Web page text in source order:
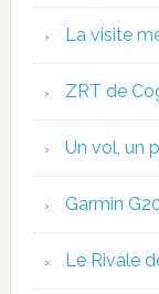
La visite
ZRT de
Un vol, un
Garmin
Le Rivale